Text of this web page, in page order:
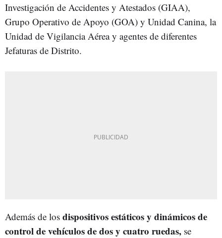
Investigación de Accidentes y Atestados (GIAA),
Grupo Operativo de Apoyo (GOA) y Unidad Canina, la
Unidad de Vigilancia Aérea y agentes de diferentes
Jefaturas de Distrito.
Además de los dispositivos estáticos y dinámicos de
control de vehículos de dos y cuatro ruedas, se